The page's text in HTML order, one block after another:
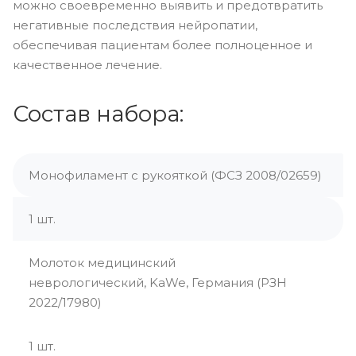
можно своевременно выявить и предотвратить
негативные последствия нейропатии,
обеспечивая пациентам более полноценное и
качественное лечение.
Состав набора:
Монофиламент с рукояткой (ФСЗ 2008/02659)
1 шт.
Молоток медицинский
неврологический, KaWe, Германия (РЗН
2022/17980)
1 шт.